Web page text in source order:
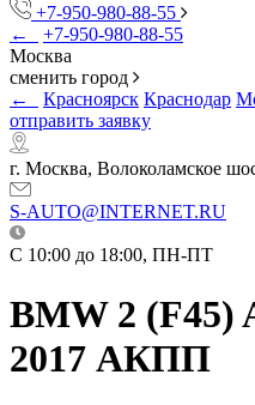
+7-950-980-88-55
←
+7-950-980-88-55
Москва
сменить город
←
Красноярск Краснодар
отправить заявку
г. Москва, Волоколамское
S-AUTO@INTERNET.RU
C 10:00 до 18:00, ПН-ПТ
BMW 2 (F45)
2017 АКПП